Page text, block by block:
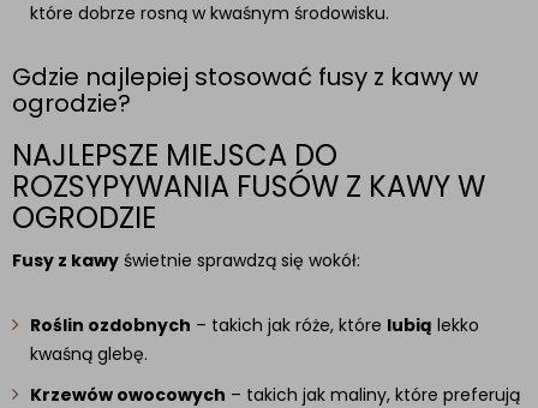
które dobrze rosną w kwaśnym środowisku.
Gdzie najlepiej stosować fusy z kawy w
ogrodzie?
NAJLEPSZE MIEJSCA DO
ROZSYPYWANIA FUSÓW Z KAWY W
OGRODZIE
Fusy z kawy świetnie sprawdzą się wokół:
Roślin ozdobnych – takich jak róże, które lubią lekko
kwaśną glebę.
Krzewów owocowych – takich jak maliny, które preferują